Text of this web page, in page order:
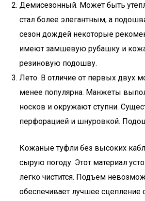
Демисезонный. Может быть
стал более элегантным, а
сезон дождей некоторые
имеют замшевую рубашку и
резиновую подошву.
Лето. В отличие от первых двух
менее популярна. Манжеты
носков и окружают ступни.
перфорацией и шнуровкой.
Кожаные туфли без высоких
сырую погоду. Этот материал
легко чистится. Подъем
обеспечивает лучшее